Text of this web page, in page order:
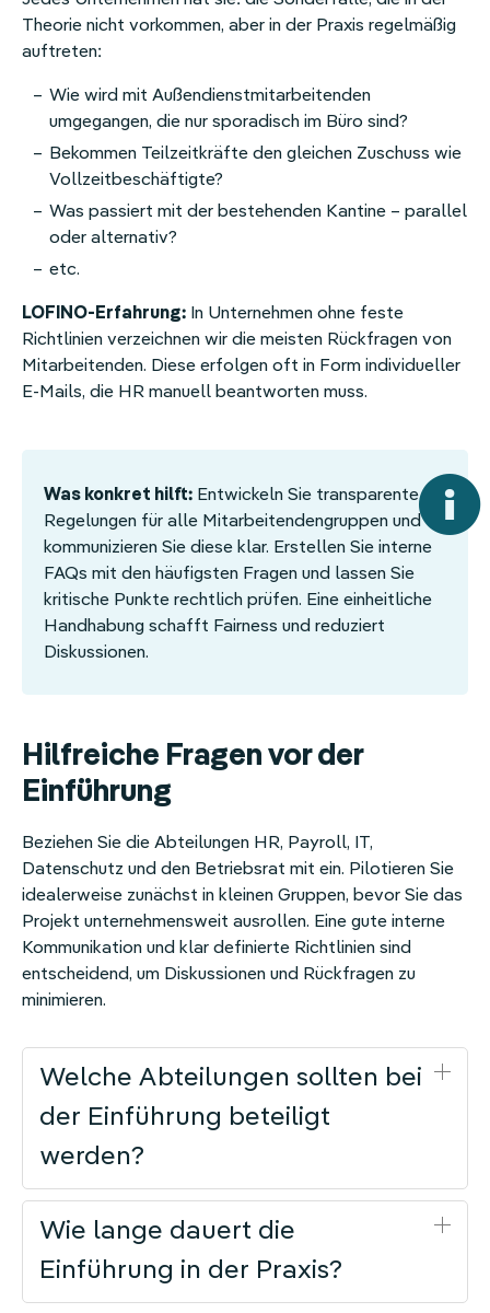
Theorie nicht vorkommen, aber in der Praxis regelmäßig
auftreten:
Wie wird mit Außendienstmitarbeitenden
umgegangen, die nur sporadisch im Büro sind?
Bekommen Teilzeitkräfte den gleichen Zuschuss wie
Vollzeitbeschäftigte?
Was passiert mit der bestehenden Kantine – parallel
oder alternativ?
etc.
LOFINO-Erfahrung: In Unternehmen ohne feste
Richtlinien verzeichnen wir die meisten Rückfragen von
Mitarbeitenden. Diese erfolgen oft in Form individueller
E-Mails, die HR manuell beantworten muss.
Was konkret hilft: Entwickeln Sie transparente
Regelungen für alle Mitarbeitendengruppen und
kommunizieren Sie diese klar. Erstellen Sie interne
FAQs mit den häufigsten Fragen und lassen Sie
kritische Punkte rechtlich prüfen. Eine einheitliche
Handhabung schafft Fairness und reduziert
Diskussionen.
Hilfreiche Fragen vor der
Einführung
Beziehen Sie die Abteilungen HR, Payroll, IT,
Datenschutz und den Betriebsrat mit ein. Pilotieren Sie
idealerweise zunächst in kleinen Gruppen, bevor Sie das
Projekt unternehmensweit ausrollen. Eine gute interne
Kommunikation und klar definierte Richtlinien sind
entscheidend, um Diskussionen und Rückfragen zu
minimieren.
Welche Abteilungen sollten bei
der Einführung beteiligt
werden?
Wie lange dauert die
Einführung in der Praxis?